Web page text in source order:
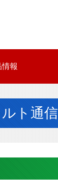
報
ト通信